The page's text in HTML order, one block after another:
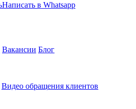
Написать в Whatsapp
Вакансии Блог
Видео обращения клиентов